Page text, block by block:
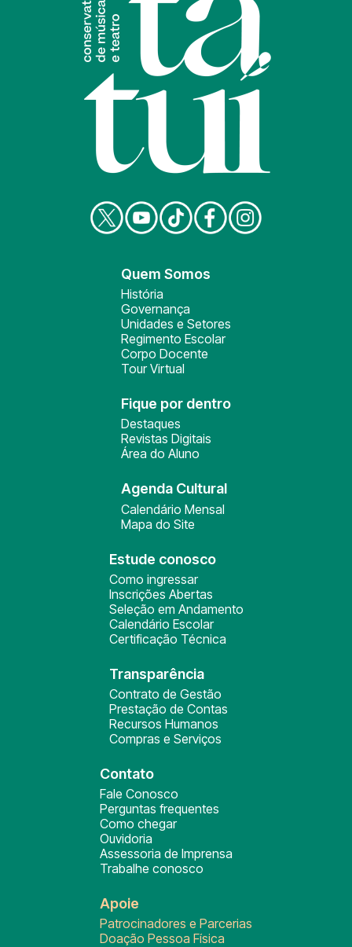
Quem Somos
História
Governança
Unidades e Setores
Regimento Escolar
Corpo Docente
Tour Virtual
Fique por dentro
Destaques
Revistas Digitais
Área do Aluno
Agenda Cultural
Calendário Mensal
Mapa do Site
Estude conosco
Como ingressar
Inscrições Abertas
Seleção em Andamento
Calendário Escolar
Certificação Técnica
Transparência
Contrato de Gestão
Prestação de Contas
Recursos Humanos
Compras e Serviços
Contato
Fale Conosco
Perguntas frequentes
Como chegar
Ouvidoria
Assessoria de Imprensa
Trabalhe conosco
Apoie
Patrocinadores e Parcerias
Doação Pessoa Física